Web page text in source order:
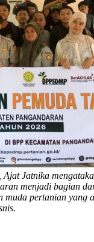
Jatnika
menjadi bagian
muda pertanian yang